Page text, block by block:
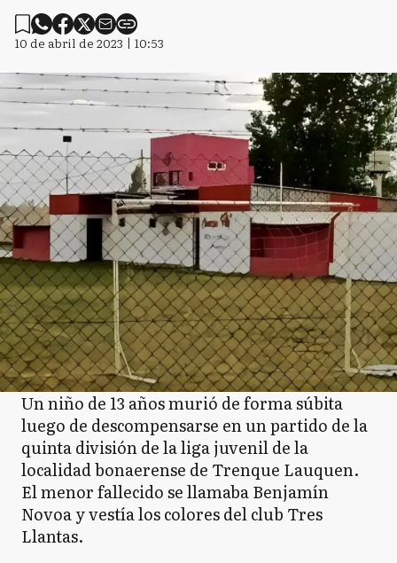
10 de abril de 2023 | 10:53
Un niño de 13 años murió de forma súbita
luego de descompensarse en un partido de la
quinta división de la liga juvenil de la
localidad bonaerense de Trenque Lauquen.
El menor fallecido se llamaba Benjamín
Novoa y vestía los colores del club Tres
Llantas.